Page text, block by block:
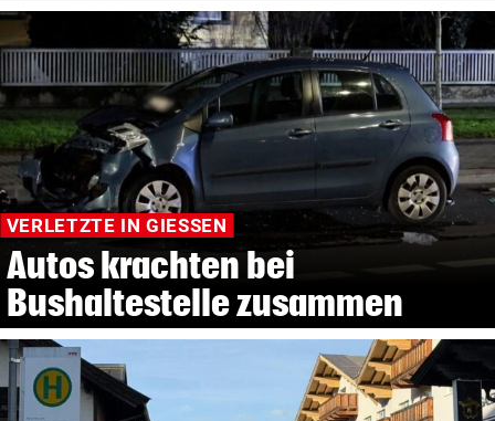
VERLETZTE IN GIESSEN
Autos krachten bei
Bushaltestelle zusammen